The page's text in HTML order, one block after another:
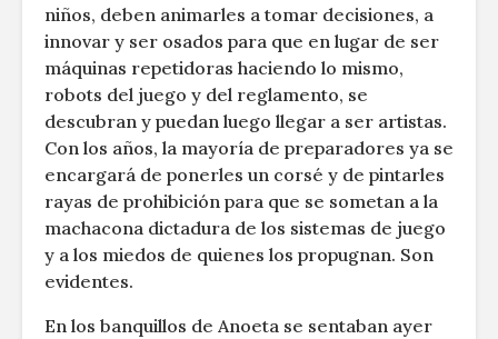
niños, deben animarles a tomar decisiones, a
innovar y ser osados para que en lugar de ser
máquinas repetidoras haciendo lo mismo,
robots del juego y del reglamento, se
descubran y puedan luego llegar a ser artistas.
Con los años, la mayoría de preparadores ya se
encargará de ponerles un corsé y de pintarles
rayas de prohibición para que se sometan a la
machacona dictadura de los sistemas de juego
y a los miedos de quienes los propugnan. Son
evidentes.
En los banquillos de Anoeta se sentaban ayer